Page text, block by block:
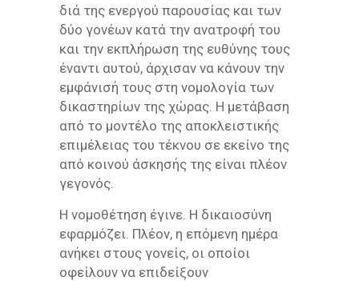
διά της ενεργού παρουσίας και των
δύο γονέων κατά την ανατροφή του
και την εκπλήρωση της ευθύνης τους
έναντι αυτού, άρχισαν να κάνουν την
εμφάνισή τους στη νομολογία των
δικαστηρίων της χώρας. Η μετάβαση
από το μοντέλο της αποκλειστικής
επιμέλειας του τέκνου σε εκείνο της
από κοινού άσκησής της είναι πλέον
γεγονός.
Η νομοθέτηση έγινε. Η δικαιοσύνη
εφαρμόζει. Πλέον, η επόμενη ημέρα
ανήκει στους γονείς, οι οποίοι
οφείλουν να επιδείξουν